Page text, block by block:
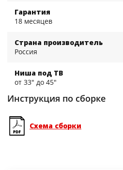
Гарантия
18 месяцев
Страна производитель
Россия
Ниша под ТВ
от 33" до 45"
Инструкция по сборке
Схема сборки